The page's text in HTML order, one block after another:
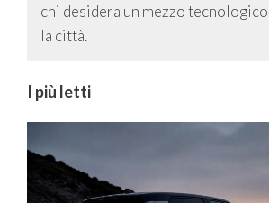
chi desidera un mezzo
la città.
I più letti